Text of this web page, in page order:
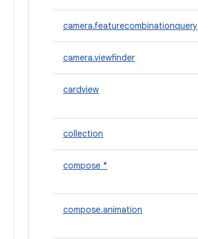
camera.featurecombinationquery
camera.viewfinder
cardview
collection
compose *
compose.animation